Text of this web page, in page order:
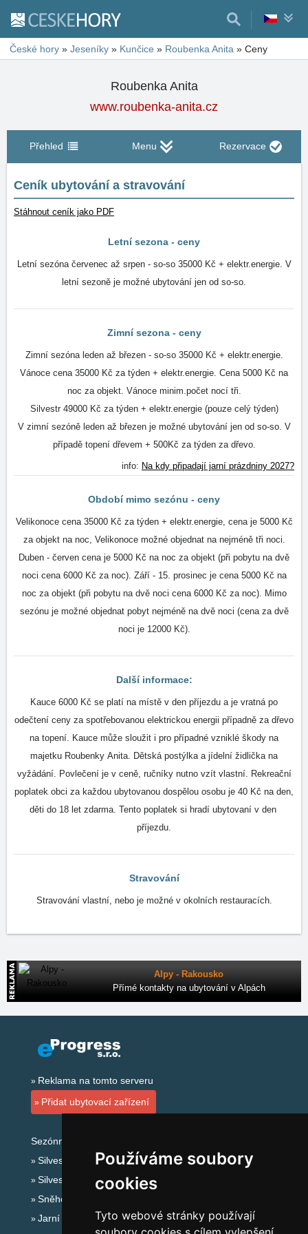
Používáme soubory
cookies
Tyto webové stránky používají
České hory » Jeseníky » Kunčice » Roubenka Anita » Ceny
Roubenka Anita
www.roubenka-anita.cz
Přehled Menu Rezervace
Ceník ubytování a stravování
Stáhnout ceník jako PDF
Letní sezona - ceny
Letní sezóna červenec až srpen - so-so 35000 Kč + elektr.energie. V
letní sezoně je možné ubytování jen od so-so.
Zimní sezona - ceny
Zimní sezóna leden až březen - so-so 35000 Kč + elektr.energie.
Vánoce cena 35000 Kč za týden + elektr.energie. Cena 5000 Kč na
noc za objekt. Vánoce minim.počet nocí tři.
Silvestr 49000 Kč za týden + elektr.energie (pouze celý týden)
V zimní sezóně leden až březen je možné ubytování jen od so-so. V
případě topení dřevem + 500Kč za týden za dřevo.
info: Na kdy připadají jarní prázdniny 2027?
Období mimo sezónu - ceny
Velikonoce cena 35000 Kč za týden + elektr.energie, cena je 5000 Kč
za objekt na noc, Velikonoce možné objednat na nejméně tři noci.
Duben - červen cena je 5000 Kč na noc za objekt (při pobytu na dvě
noci cena 6000 Kč za noc). Září - 15. prosinec je cena 5000 Kč na
noc za objekt (při pobytu na dvě noci cena 6000 Kč za noc). Mimo
sezónu je možné objednat pobyt nejméně na dvě noci (cena za dvě
noci je 12000 Kč).
Další informace:
Kauce 6000 Kč se platí na místě v den příjezdu a je vratná po
odečtení ceny za spotřebovanou elektrickou energii případně za dřevo
na topení. Kauce může sloužit i pro případné vzniklé škody na
majetku Roubenky Anita. Dětská postýlka a jídelní židlička na
vyžádání. Povlečení je v ceně, ručníky nutno vzít vlastní. Rekreační
poplatek obci za každou ubytovanou dospělou osobu je 40 Kč na den,
děti do 18 let zdarma. Tento poplatek si hradí ubytovaní v den
příjezdu.
Stravování
Stravování vlastní, nebo je možné v okolních restauracích.
Alpy - Rakousko
Přímé kontakty na ubytování v Alpách
Reklama na tomto serveru
Přidat ubytovací zařízení
Sezónní odkazy:
Silvester Jeseníky
Silvestr na horách 2025/26
Sněhové zpravodajství
Jarní prázdniny 2027